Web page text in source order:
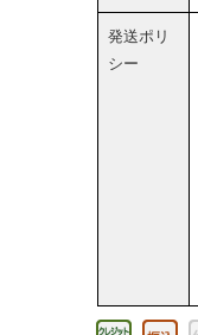
発送ポリ
シー